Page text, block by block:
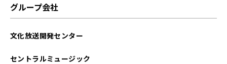
グループ会社
文化放送開発センター
セントラルミュージック